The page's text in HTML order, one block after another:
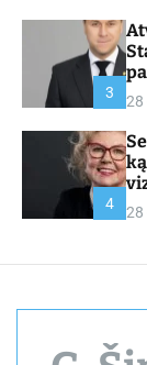
3 28
4 28